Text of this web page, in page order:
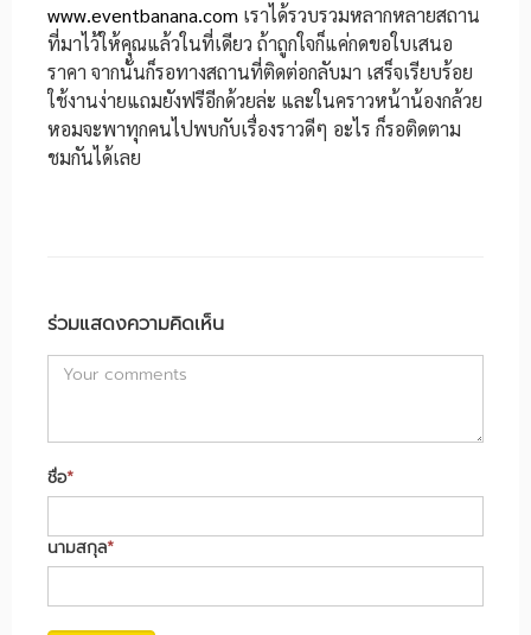
www.eventbanana.com เราได้รวบรวมหลากหลายสถาน
ที่มาไว้ให้คุณแล้วในที่เดียว ถ้าถูกใจก็แค่กดขอใบเสนอ
ราคา จากนั้นก็รอทางสถานที่ติดต่อกลับมา เสร็จเรียบร้อย
ใช้งานง่ายแถมยังฟรีอีกด้วยล่ะ และในคราวหน้าน้องกล้วย
หอมจะพาทุกคนไปพบกับเรื่องราวดีๆ อะไร ก็รอติดตาม
ชมกันได้เลย
ร่วมแสดงความคิดเห็น
ชื่อ*
นามสกุล*